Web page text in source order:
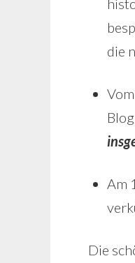
die
Am
Die